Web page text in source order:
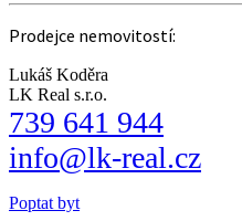
Prodejce nemovitostí:
Lukáš Koděra
LK Real s.r.o.
739 641 944
info@lk-real.cz
Poptat byt